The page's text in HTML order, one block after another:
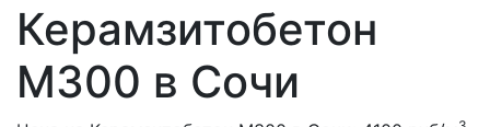
Керамзитобетон
М300 в Сочи